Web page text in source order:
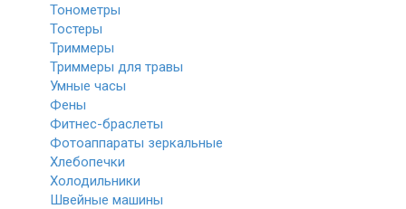
Тонометры
Тостеры
Триммеры
Триммеры для травы
Умные часы
Фены
Фитнес-браслеты
Фотоаппараты зеркальные
Хлебопечки
Холодильники
Швейные машины